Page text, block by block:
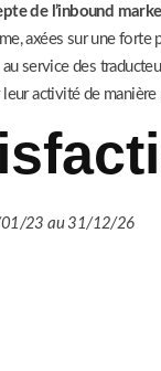
de l’inbound
axées sur une forte
service des
activité de manière
01/23 au 31/12/26